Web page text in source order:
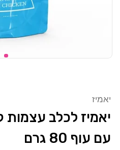
יאמיז
יאמיז לכלב
עם עוף 80 גרם